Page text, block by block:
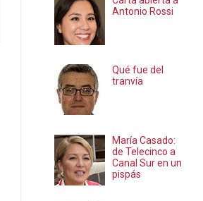
Antonio Rossi
Qué fue del
tranvía
María Casado:
de Telecinco a
Canal Sur en un
pispás